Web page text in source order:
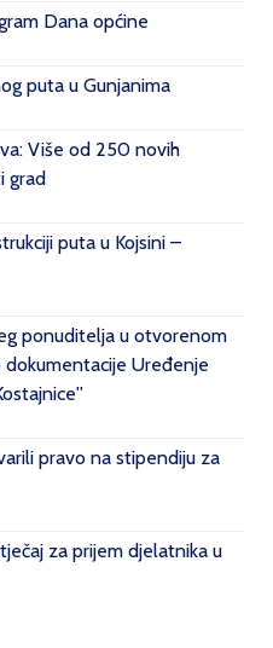
Dana općine
puta u Gunjanima
Više od 250 novih
grad
puta u Kojsini –
ponuditelja u otvorenom
Uređenje
pravo na stipendiju za
za prijem djelatnika u